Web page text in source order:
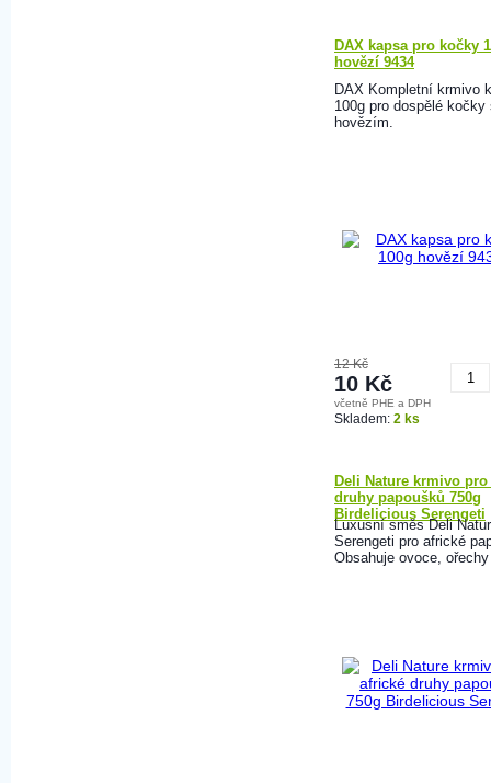
DAX kapsa pro kočky
hovězí 9434
DAX Kompletní krmivo
100g pro dospělé kočky
hovězím.
12 Kč
10 Kč
včetně PHE a DPH
Skladem: 2 ks
Deli Nature krmivo
druhy papoušků 750g
Birdelicious Serengeti
Luxusní směs Deli
Serengeti pro africké
Obsahuje ovoce,